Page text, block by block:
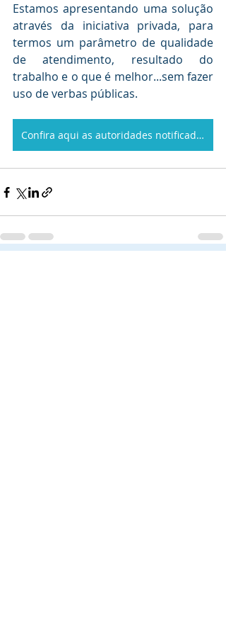
Estamos apresentando uma solução
através da iniciativa privada, para
termos um parâmetro de qualidade
de atendimento, resultado do
trabalho e o que é melhor...sem fazer
uso de verbas públicas.
Confira aqui as autoridades notificadas no seu estado